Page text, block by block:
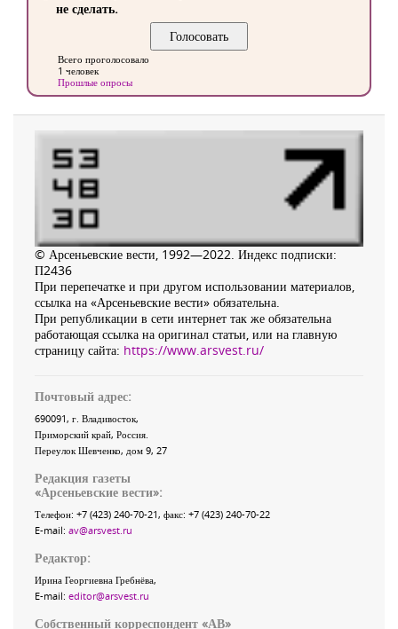
не сделать.
Всего проголосовало
1 человек
Прошлые опросы
© Арсеньевские вести, 1992—2022. Индекс подписки:
П2436
При перепечатке и при другом использовании материалов,
ссылка на «Арсеньевские вести» обязательна.
При републикации в сети интернет так же обязательна
работающая ссылка на оригинал статьи, или на главную
страницу сайта: https://www.arsvest.ru/
Почтовый адрес:
690091, г. Владивосток,
Приморский край, Россия
Переулок Шевченко, дом 9, 27
Редакция газеты
«Арсеньевские вести»:
Телефон: +7 (423) 240-70-21, факс: +7 (423) 240-70-22
E-mail: av@arsvest.ru
Редактор:
Ирина Георгиевна Гребнёва,
E-mail: editor@arsvest.ru
Собственный корреспондент «АВ»